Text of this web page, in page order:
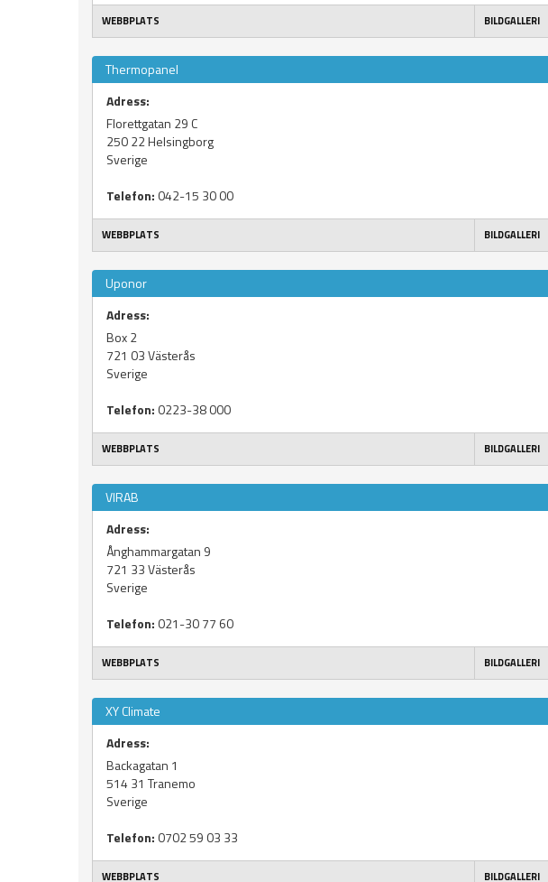
WEBBPLATS BILDGALLERI
Thermopanel
Adress:
Florettgatan 29 C
250 22Helsingborg
Sverige
Telefon: 042-15 30 00
WEBBPLATS BILDGALLERI
Uponor
Adress:
Box 2
721 03Västerås
Sverige
Telefon: 0223-38 000
WEBBPLATS BILDGALLERI
VIRAB
Adress:
Ånghammargatan 9
721 33Västerås
Sverige
Telefon: 021-30 77 60
WEBBPLATS BILDGALLERI
XY Climate
Adress:
Backagatan 1
514 31 Tranemo
Sverige
Telefon: 0702 59 03 33
WEBBPLATS BILDGALLERI